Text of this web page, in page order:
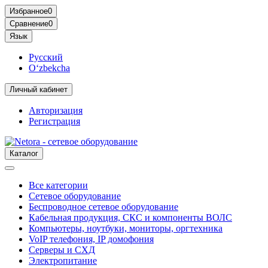
Избранное0
Сравнение0
Язык
Русский
O‘zbekcha
Личный кабинет
Авторизация
Регистрация
Каталог
Все категории
Сетевое оборудование
Беспроводное сетевое оборудование
Кабельная продукция, СКС и компоненты ВОЛС
Компьютеры, ноутбуки, мониторы, оргтехника
VoIP телефония, IP домофония
Серверы и СХД
Электропитание